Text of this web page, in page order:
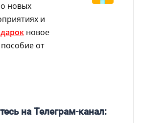
новых
и
новое
от
на Телеграм-канал: